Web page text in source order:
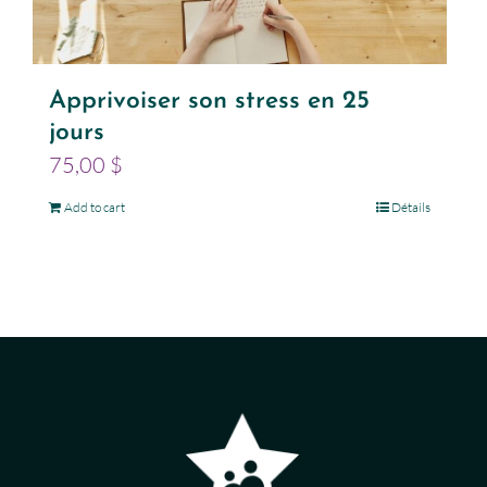
Apprivoiser son stress en 25
jours
75,00 $
Add to cart Détails